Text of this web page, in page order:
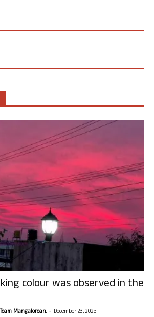
colour was observed in the
Mangalorean. - December 23, 2025